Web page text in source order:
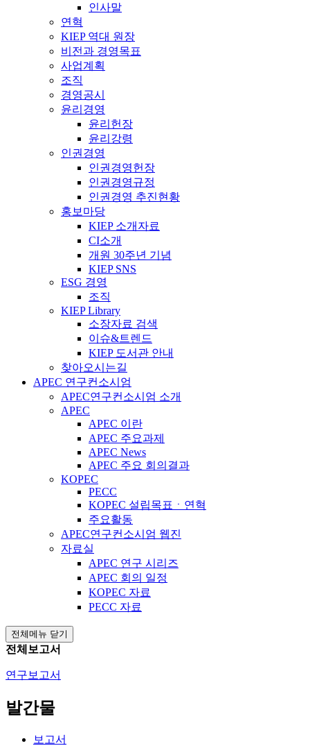
인사말
연혁
KIEP 역대 원장
비전과 경영목표
사업계획
조직
경영공시
윤리경영
윤리헌장
윤리강령
인권경영
인권경영헌장
인권경영규정
인권경영 추진현황
홍보마당
KIEP 소개자료
CI소개
개원 30주년 기념
KIEP SNS
ESG 경영
조직
KIEP Library
소장자료 검색
이슈&트렌드
KIEP 도서관 안내
찾아오시는길
APEC 연구컨소시엄
APEC연구컨소시엄 소개
APEC
APEC 이란
APEC 주요과제
APEC News
APEC 주요 회의결과
KOPEC
PECC
KOPEC 설립목표ㆍ연혁
주요활동
APEC연구컨소시엄 웹진
자료실
APEC 연구 시리즈
APEC 회의 일정
KOPEC 자료
PECC 자료
전체메뉴 닫기
전체보고서
연구보고서
발간물
보고서